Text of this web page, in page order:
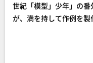
世紀「模型」少年」の
が、満を持して作例を製